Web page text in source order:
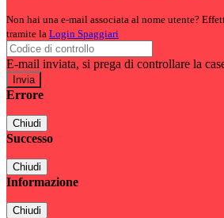
Non hai una e-mail associata al nome utente?
tramite la Login Spaggiari
E-mail inviata, si prega di controllare la
Errore
Chiudi
Successo
Chiudi
Informazione
Chiudi